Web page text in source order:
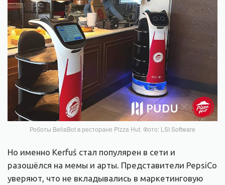
Роботы BellaBot в ресторане Pizza Hut. Фото: LSI Software
Но именно Kerfuś стал популярен в сети и
разошёлся на мемы и арты. Представители PepsiCo
уверяют, что не вкладывались в маркетинговую